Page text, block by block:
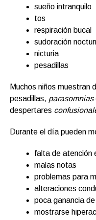
sueño intranquilo
tos
respiración bucal
sudoración
nicturia
pesadillas
Muchos niños muestran
pesadillas, parasomnias
despertares
Durante el día pueden
falta de atención
malas notas
problemas para
alteraciones
poca ganancia
mostrarse